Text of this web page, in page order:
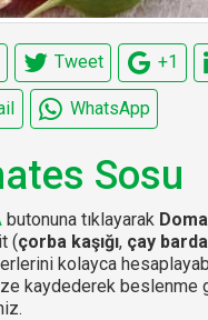
Tweet +1
WhatsApp
Sosu
butonuna tıklayarak
(çorba kaşığı, çay
kolayca
kaydederek beslenme